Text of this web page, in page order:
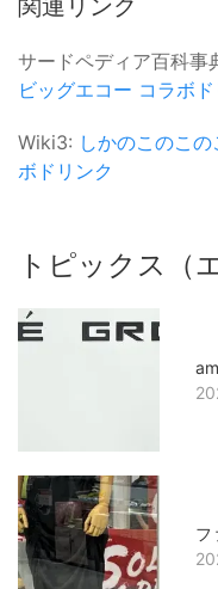
関連リンク
サードペディア百科事
ビッグエコー コラボ
Wiki3: しかのこのこ
ボドリンク
トピックス（
フ